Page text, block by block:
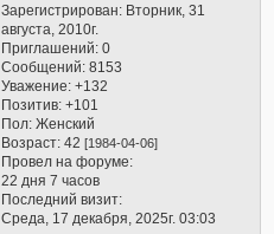
Зарегистрирован: Вторник, 31
августа, 2010г.
Приглашений: 0
Сообщений: 8153
Уважение: +132
Позитив: +101
Пол: Женский
Возраст: 42[1984-04-06]
Провел на форуме:
22 дня 7 часов
Последний визит:
Среда, 17 декабря, 2025г. 03:03